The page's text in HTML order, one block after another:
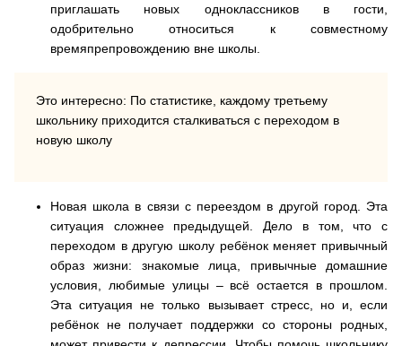
приглашать новых одноклассников в гости,
одобрительно относиться к совместному
времяпрепровождению вне школы.
Это интересно: По статистике, каждому третьему
школьнику приходится сталкиваться с переходом в
новую школу
Новая школа в связи с переездом в другой город.
Эта
ситуация сложнее предыдущей. Дело в том, что с
переходом в другую школу ребёнок меняет привычный
образ жизни: знакомые лица, привычные домашние
условия, любимые улицы – всё остается в прошлом.
Эта ситуация не только вызывает стресс, но и, если
ребёнок не получает поддержки со стороны родных,